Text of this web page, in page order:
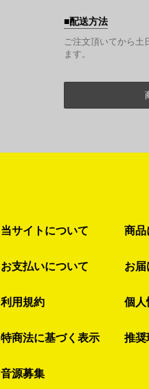
配送方法
ご注文頂いてから土
ます。
当サイトについて 商品
お支払いについて お
利用規約 個人
特商法に基づく表示 推奨
音源募集